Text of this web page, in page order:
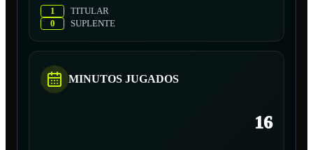
1
TITULAR
0
SUPLENTE
MINUTOS JUGADOS
16